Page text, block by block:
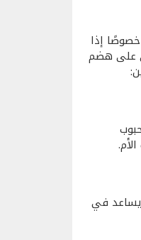
إذا
على هضم
يساعد في